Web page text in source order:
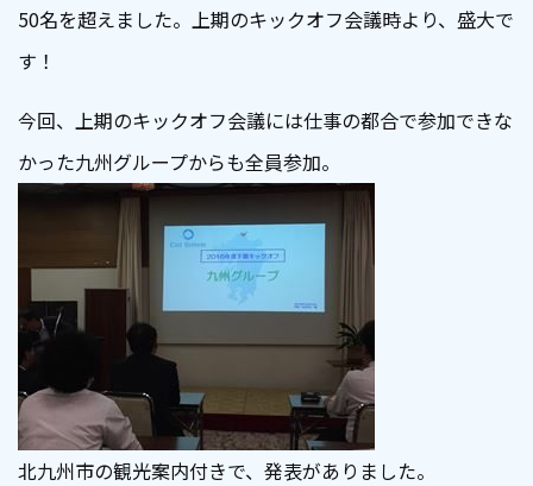
50名を超えました。上期のキックオフ会議時より、盛大で
す！
今回、上期のキックオフ会議には仕事の都合で参加できな
かった九州グループからも全員参加。
北九州市の観光案内付きで、発表がありました。